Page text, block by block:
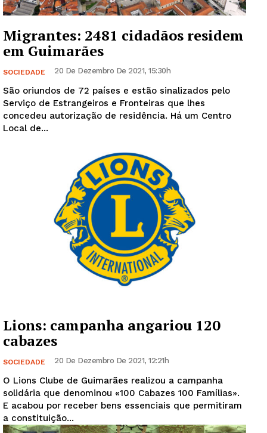
SUBSCREVA JÁ!
Institucional
Artigos
Edição Digital
Europa
Quero ser Assinante
Migrantes: 2481 cidadãos residem
em Guimarães
SOCIEDADE 20 De Dezembro De 2021, 15:30h
São oriundos de 72 países e estão sinalizados pelo
Serviço de Estrangeiros e Fronteiras que lhes
concedeu autorização de residência. Há um Centro
Local de...
Lions: campanha angariou 120
cabazes
SOCIEDADE 20 De Dezembro De 2021, 12:21h
O Lions Clube de Guimarães realizou a campanha
solidária que denominou «100 Cabazes 100 Famílias».
E acabou por receber bens essenciais que permitiram
a constituição...